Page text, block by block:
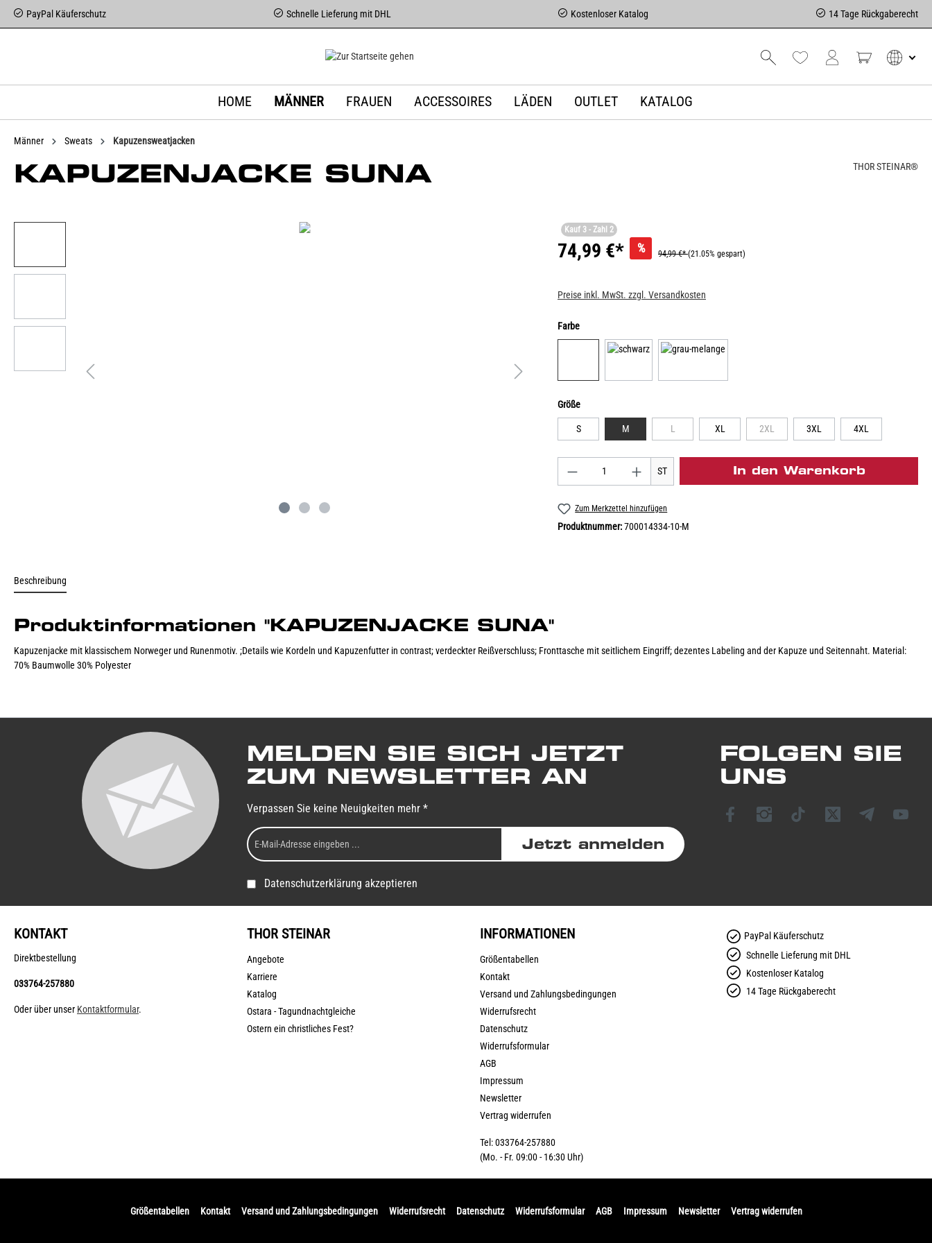
PayPal Käuferschutz Schnelle Lieferung mit DHL Kostenloser Katalog 14 Tage Rückgaberecht
HOME MÄNNER FRAUEN ACCESSOIRES LÄDEN OUTLET KATALOG
Männer Sweats Kapuzensweatjacken
KAPUZENJACKE SUNA THOR STEINAR®
Kauf 3 - Zahl 2
74,99 €* % 94,99 €*(21.05% gespart)
Preise inkl. MwSt. zzgl. Versandkosten
Farbe
Größe
S M L XL 2XL 3XL 4XL
ST In den Warenkorb
Zum Merkzettel hinzufügen
Produktnummer:700014334-10-M
Beschreibung
Produktinformationen "KAPUZENJACKE SUNA"
Kapuzenjacke mit klassischem Norweger und Runenmotiv. ;Details wie Kordeln und Kapuzenfutter in contrast; verdeckter Reißverschluss; Fronttasche mit seitlichem Eingriff; dezentes Labeling and der Kapuze und Seitennaht. Material:
70% Baumwolle 30% Polyester
MELDEN SIE SICH JETZT
ZUM NEWSLETTER AN
Verpassen Sie keine Neuigkeiten mehr *
Jetzt anmelden
Datenschutzerklärung akzeptieren
FOLGEN SIE
UNS
KONTAKT
Direktbestellung
033764-257880
Oder über unser Kontaktformular.
THOR STEINAR
Angebote
Karriere
Katalog
Ostara - Tagundnachtgleiche
Ostern ein christliches Fest?
INFORMATIONEN
Größentabellen
Kontakt
Versand und Zahlungsbedingungen
Widerrufsrecht
Datenschutz
Widerrufsformular
AGB
Impressum
Newsletter
Vertrag widerrufen
Tel: 033764-257880
(Mo. - Fr. 09:00 - 16:30 Uhr)
PayPal Käuferschutz
Schnelle Lieferung mit DHL
Kostenloser Katalog
14 Tage Rückgaberecht
Größentabellen Kontakt Versand und Zahlungsbedingungen Widerrufsrecht Datenschutz Widerrufsformular AGB Impressum Newsletter Vertrag widerrufen